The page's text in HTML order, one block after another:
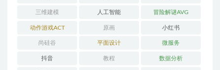
三维建模 人工智能 冒险解谜AVG
动作游戏ACT 原画 小红书
尚硅谷 平面设计 微服务
抖音 教程 数据分析